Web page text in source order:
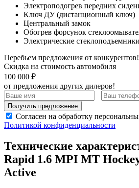
Электроподогрев передних
Ключ ДУ (дистанционный ключ)
Центральный замок
Обогрев форсунок
Электрические
Перебьем предложения от конкурентов!
Скидка на стоимость автомобиля
100 000 ₽
от предложения других дилеров!
Получить предложение
Согласен на обработку
Политикой конфиденциальности
Технические
Rapid 1.6 MPI MT
Active